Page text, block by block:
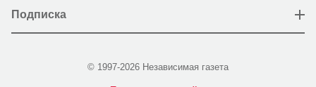
Подписка
© 1997-2026 Независимая газета